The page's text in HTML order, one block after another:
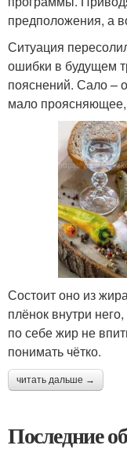
предположения, а
Ситуация
ошибки в будущем
пояснений. Сало –
мало проясняющее,
Состоит оно из
плёнок внутри
по себе жир не
понимать чётко.
читать дальше →
Последние